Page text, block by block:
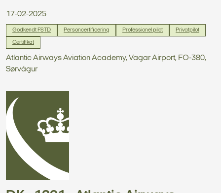
17-02-2025
Godkendt FSTD Personcertificering Professionel pilot Privatpilot
Certifikat
Atlantic Airways Aviation Academy, Vagar Airport, FO-380,
Sørvágur